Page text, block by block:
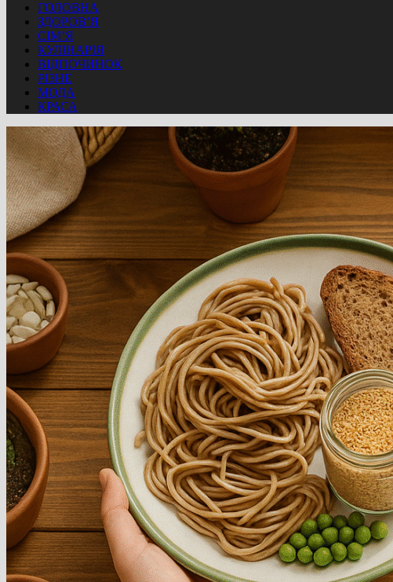
ГОЛОВНА
ЗДОРОВ’Я
СІМ’Я
КУЛІНАРІЯ
ВІДПОЧИНОК
РІЗНЕ
МОДА
КРАСА